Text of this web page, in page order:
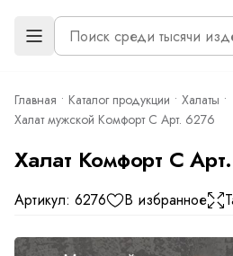
Главная Каталог продукции
Халаты
Халат мужской Комфорт С Арт. 6276
Халат Комфорт С
Артикул: 6276 В избранное